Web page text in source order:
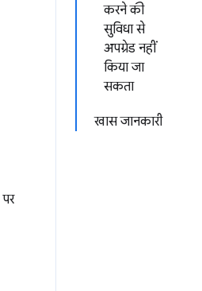
करने की
सुविधा से
अपग्रेड नहीं
किया जा
सकता
खास जानकारी